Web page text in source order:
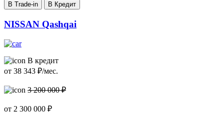
В Trade-in В Кредит
NISSAN Qashqai
В кредит
от 38 343 ₽/мес.
3 200 000 ₽
от 2 300 000 ₽